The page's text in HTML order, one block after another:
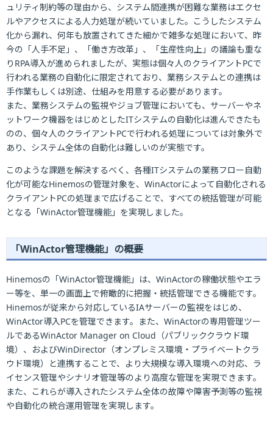
ュリティ制約等の理由から、システム間連携が困難な業務はエクセ
ルやアクセスによる人力処理が続いていました。こうしたシステム
化から漏れ、何年も放置されてきた細かで雑多な処理において、昨
今の「人手不足」、「働き方改革」、「生産性向上」の議論も重な
りRPA導入が進められましたが、実態は個々人のクライアントPCで
行われる業務の自動化に限定されており、業務システムとの連携は
手作業もしくは別途、仕組みを用意する必要があります。
また、業務システムの監視やジョブ管理においても、サーバーやネ
ットワーク機器をはじめとしたITシステムの自動化は進んできたも
のの、個々人のクライアントPCで行われる処理については対象外で
あり、システム全体の自動化は難しいのが実態です。
このような課題を解決するべく、各種ITシステムの業務フロー自動
化が可能なHinemosの管理対象を、WinActorによって自動化される
クライアントPCの処理まで広げることで、すべての統括管理が可能
となる「WinActor管理機能」を実現しました。
「WinActor管理機能」の概要
Hinemosの「WinActor管理機能」は、WinActorの稼働状態やエラ
ー等を、単一の画面上で俯瞰的に把握・統括管理できる機能です。
Hinemosが従来から対応しているIAサーバーの監視をはじめ、
WinActor導入PCを管理できます。また、WinActorの専用管理ツー
ルであるWinActor Manager on Cloud（パブリッククラウド環
境）、およびWinDirector（オンプレミス環境・プライベートクラ
ウド環境）と連携することで、より大規模な導入環境への対応、ラ
イセンス管理やシナリオ管理等のより高度な管理を実現できます。
また、これらが導入されたシステム全体の故障や障害予測等の監視
や自動化の統合運用管理を実現します。